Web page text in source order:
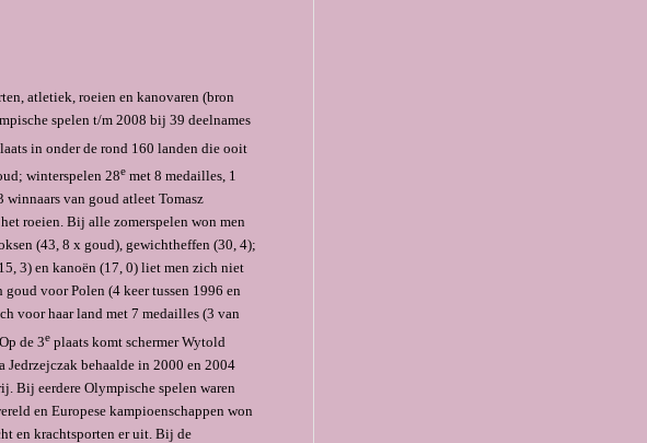
atletiek, roeien en kanovaren (bron
spelen t/m 2008 bij 39 deelnames
in onder de rond 160 landen die ooit
winterspelen 28e met 8 medailles, 1
van goud atleet Tomasz
roeien. Bij alle zomerspelen won men
(43, 8 x goud), gewichtheffen (30, 4);
3) en kanoën (17, 0) liet men zich niet
voor Polen (4 keer tussen 1996 en
voor haar land met 7 medailles (3 van
de 3e plaats komt schermer Wytold
behaalde in 2000 en 2004
Bij eerdere Olympische spelen waren
en Europese kampioenschappen won
en krachtsporten er uit. Bij de